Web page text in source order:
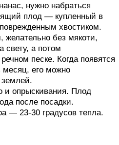
нужно набраться
плод — купленный в
хвостиком.
желательно без мякоти,
свету, а потом
песке. Когда появятся
месяц, его можно
землей.
и опрыскивания. Плод
после посадки.
— 23-30 градусов тепла.